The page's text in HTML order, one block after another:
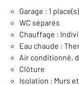
Garage : 1 place(s)
WC séparés
Chauffage :
Eau chaude :
Air conditionné,
Clôture
Isolation : Murs